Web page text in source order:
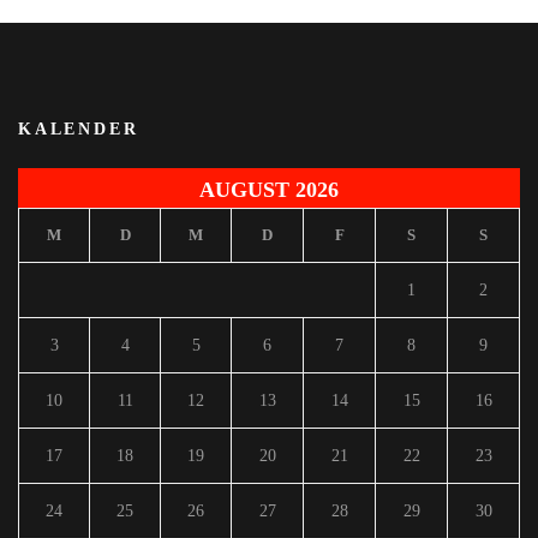
KALENDER
AUGUST 2026
M D M D F S S
1 2
3 4 5 6 7 8 9
10 11 12 13 14 15 16
17 18 19 20 21 22 23
24 25 26 27 28 29 30